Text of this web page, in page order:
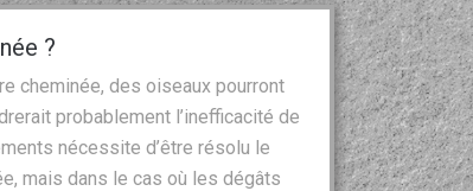
?
cheminée, des oiseaux pourront
probablement l’inefficacité de
nécessite d’être résolu le
mais dans le cas où les dégâts